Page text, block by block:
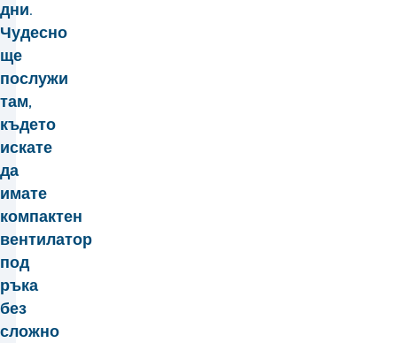
дни.
Чудесно
ще
послужи
там,
където
искате
да
имате
компактен
вентилатор
под
ръка
без
сложно